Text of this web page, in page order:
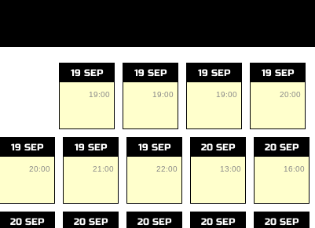
19 SEP
19:00
19 SEP
19:00
19 SEP
19:00
19 SEP
20:00
19 SEP
20:00
19 SEP
21:00
19 SEP
22:00
20 SEP
13:00
20 SEP
16:00
20 SEP 20 SEP 20 SEP 20 SEP 20 SEP